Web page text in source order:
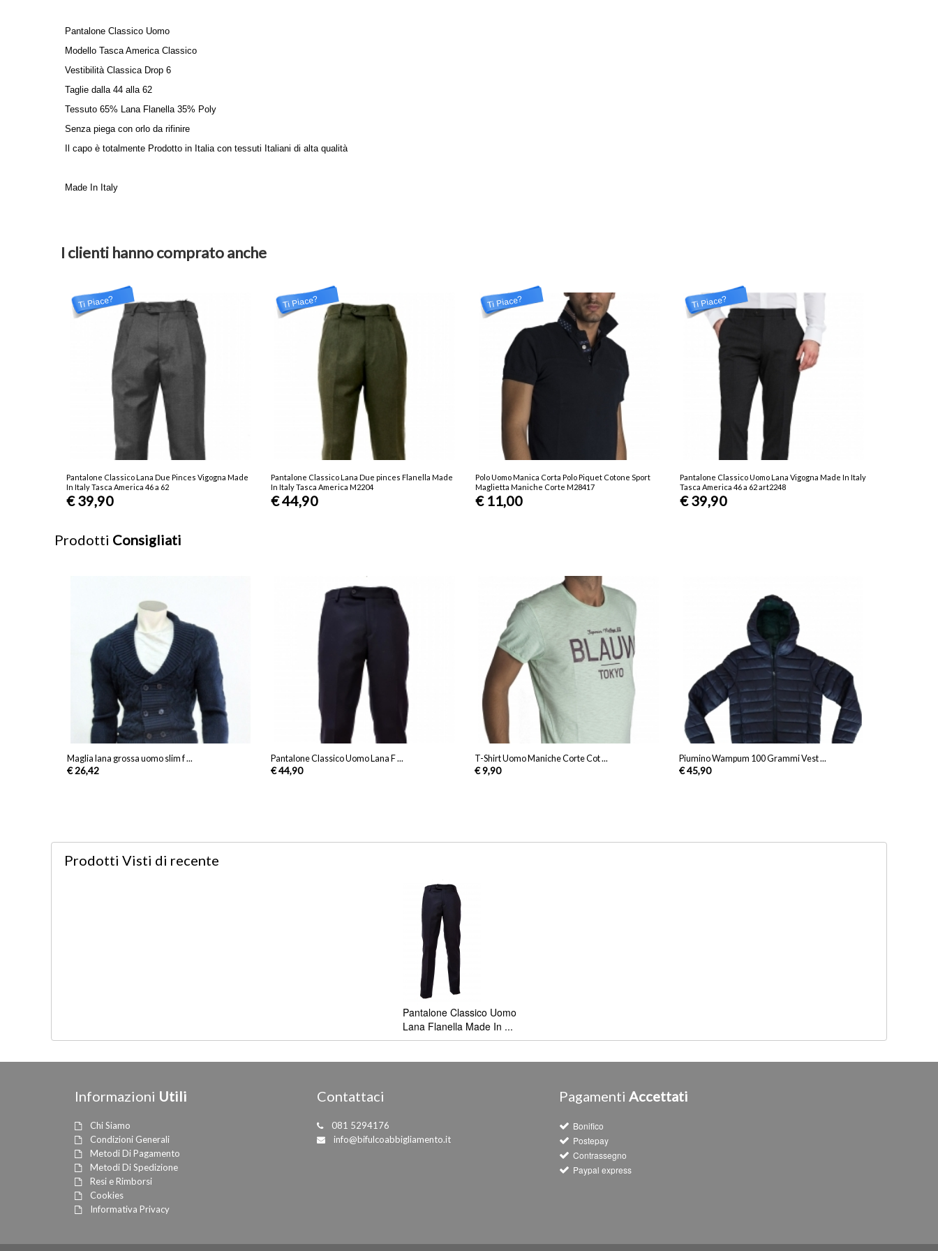
Pantalone Classico Uomo
Modello Tasca America Classico
Vestibilità Classica Drop 6
Taglie dalla 44 alla 62
Tessuto 65% Lana Flanella 35% Poly
Senza piega con orlo da rifinire
Il capo è totalmente Prodotto in Italia con tessuti Italiani di alta qualità
Made In Italy
I clienti hanno comprato anche
Ti Piace?
Pantalone Classico Lana Due Pinces Vigogna Made
In Italy Tasca America 46 a 62
€ 39,90
Ti Piace?
Pantalone Classico Lana Due pinces Flanella Made
In Italy Tasca America M2204
€ 44,90
Ti Piace?
Polo Uomo Manica Corta Polo Piquet Cotone Sport
Maglietta Maniche Corte M28417
€ 11,00
Ti Piace?
Pantalone Classico Uomo Lana Vigogna Made In Italy
Tasca America 46 a 62 art2248
€ 39,90
Prodotti Consigliati
Maglia lana grossa uomo slim f ...
€ 26,42
Pantalone Classico Uomo Lana F ...
€ 44,90
T-Shirt Uomo Maniche Corte Cot ...
€ 9,90
Piumino Wampum 100 Grammi Vest ...
€ 45,90
Prodotti Visti di recente
Pantalone Classico Uomo
Lana Flanella Made In ...
Informazioni Utili
Chi Siamo
Condizioni Generali
Metodi Di Pagamento
Metodi Di Spedizione
Resi e Rimborsi
Cookies
Informativa Privacy
Contattaci
081 5294176
info@bifulcoabbigliamento.it
Pagamenti Accettati
Bonifico
Postepay
Contrassegno
Paypal express